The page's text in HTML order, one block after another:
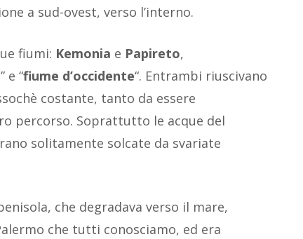
a sud-ovest, verso l’interno.
fiumi: Kemonia e Papireto,
” e “fiume d’occidente“. Entrambi riuscivano
costante, tanto da essere
percorso. Soprattutto le acque del
solitamente solcate da svariate
che degradava verso il mare,
che tutti conosciamo, ed era